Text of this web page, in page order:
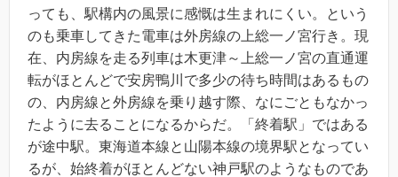
っても、駅構内の風景に感慨は生まれにくい。という
のも乗車してきた電車は外房線の上総一ノ宮行き。現
在、内房線を走る列車は木更津～上総一ノ宮の直通運
転がほとんどで安房鴨川で多少の待ち時間はあるもの
の、内房線と外房線を乗り越す際、なにごともなかっ
たように去ることになるからだ。「終着駅」ではある
が途中駅。東海道本線と山陽本線の境界駅となってい
るが、始終着がほとんどない神戸駅のようなものであ